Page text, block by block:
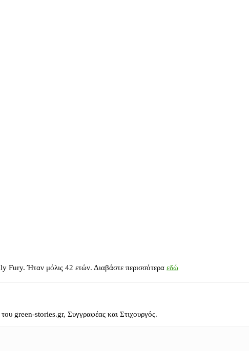
Ήταν μόλις 42 ετών. Διαβάστε περισσότερα εδώ
του green-stories.gr, Συγγραφέας και Στιχουργός.